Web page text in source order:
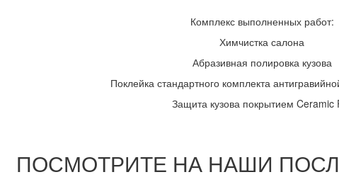
Комплекс выполненных работ:
Химчистка салона
Абразивная полировка кузова
Поклейка стандартного комплекта
Защита кузова покрытием Ceramic
ПОСМОТРИТЕ НА НАШИ